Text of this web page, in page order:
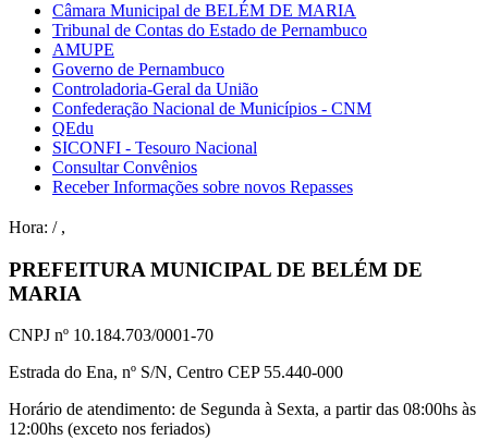
Câmara Municipal de BELÉM DE MARIA
Tribunal de Contas do Estado de Pernambuco
AMUPE
Governo de Pernambuco
Controladoria-Geral da União
Confederação Nacional de Municípios - CNM
QEdu
SICONFI - Tesouro Nacional
Consultar Convênios
Receber Informações sobre novos Repasses
Hora: / ,
PREFEITURA MUNICIPAL DE BELÉM DE
MARIA
CNPJ nº 10.184.703/0001-70
Estrada do Ena, nº S/N, Centro CEP 55.440-000
Horário de atendimento: de Segunda à Sexta, a partir das 08:00hs às
12:00hs (exceto nos feriados)